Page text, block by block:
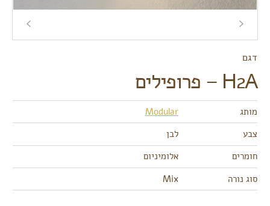
דגם
H2A – פרופילים
מותג
Modular
צבע
לבן
חומרים
אלומיניום
סוג נורה
Mix